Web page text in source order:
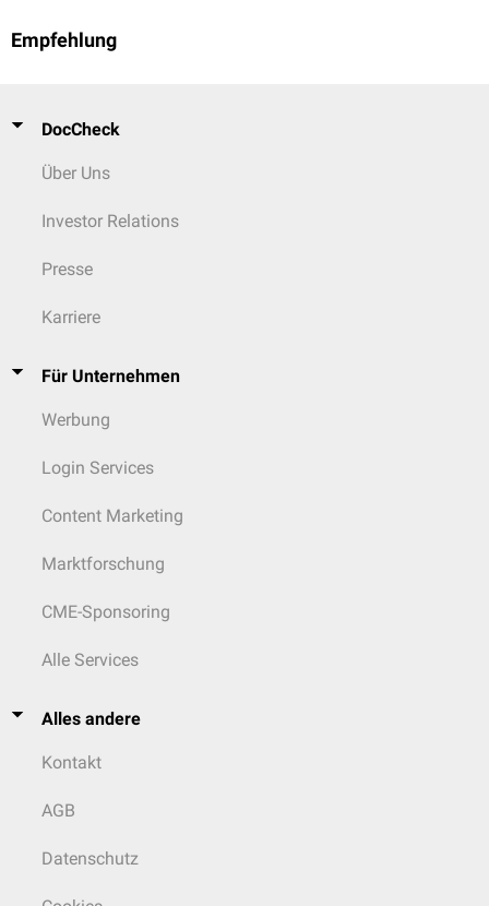
Empfehlung
DocCheck
Über Uns
Investor Relations
Presse
Karriere
Für Unternehmen
Werbung
Login Services
Content Marketing
Marktforschung
CME-Sponsoring
Alle Services
Alles andere
Kontakt
AGB
Datenschutz